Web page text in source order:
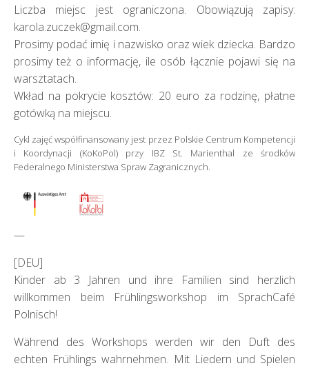
Liczba miejsc jest ograniczona. Obowiązują zapisy:
karola.zuczek@gmail.com.
Prosimy podać imię i nazwisko oraz wiek dziecka. Bardzo
prosimy też o informację, ile osób łącznie pojawi się na
warsztatach.
Wkład na pokrycie kosztów: 20 euro za rodzinę, płatne
gotówką na miejscu.
Cykl zajęć współfinansowany jest przez Polskie Centrum Kompetencji
i Koordynacji (KoKoPol) przy IBZ St. Marienthal ze środków
Federalnego Ministerstwa Spraw Zagranicznych.
—
[DEU]
Kinder ab 3 Jahren und ihre Familien sind herzlich
willkommen beim Frühlingsworkshop im SprachCafé
Polnisch!
Während des Workshops werden wir den Duft des
echten Frühlings wahrnehmen. Mit Liedern und Spielen